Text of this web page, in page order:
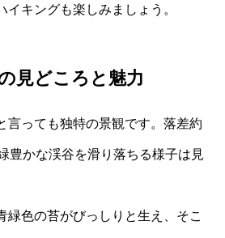
イキングも楽しみましょう。
見どころと魅力
言っても独特の景観です。落差約
豊かな渓谷を滑り落ちる様子は見
緑色の苔がびっしりと生え、そこ